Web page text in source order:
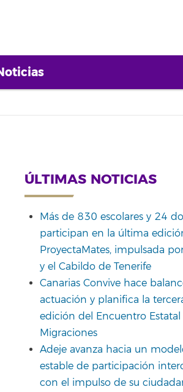
ÚLTIMAS NOTICIAS
Más de 830 escolares y 24
participan en la última
ProyectaMates, impulsada
y el Cabildo de Tenerife
Canarias Convive hace
actuación y planifica la
edición del Encuentro Estatal
Migraciones
Adeje avanza hacia un
estable de participación
con el impulso de su